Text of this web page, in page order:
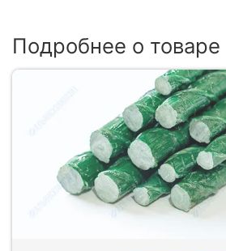
Подробнее о товаре